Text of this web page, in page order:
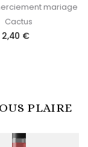
mariage
Cactus
2,40 €
PLAIRE